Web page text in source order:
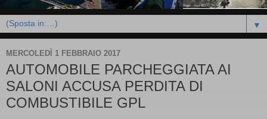
▼
MERCOLEDÌ 1 FEBBRAIO 2017
AUTOMOBILE PARCHEGGIATA AI
SALONI ACCUSA PERDITA DI
COMBUSTIBILE GPL